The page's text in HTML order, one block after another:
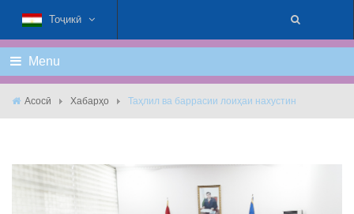
Тоҷикӣ
Menu
Асосӣ Хабарҳо Таҳлил ва баррасии лоиҳаи нахустин